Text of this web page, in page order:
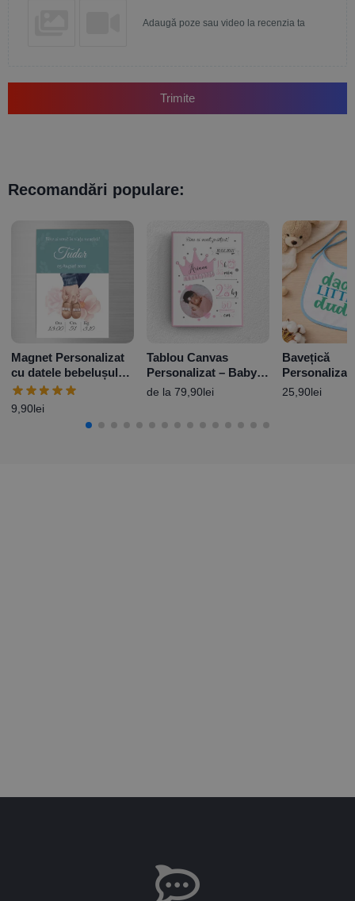
Adaugă poze sau video la recenzia ta
Trimite
Recomandări populare:
Magnet Personalizat
cu datele bebelușului
– Welcome Baby Boy
10x15cm
9,90lei
Tablou Canvas
Personalizat – Baby
Princess
de la79,90lei
Bavețică
design –
25,90lei